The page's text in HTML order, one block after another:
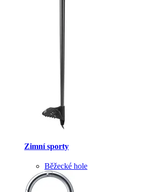
Zimní sporty
Běžecké hole